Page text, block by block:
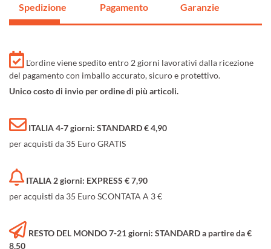
Spedizione Pagamento Garanzie
L'ordine viene spedito entro 2 giorni lavorativi dalla ricezione
del pagamento con imballo accurato, sicuro e protettivo.
Unico costo di invio per ordine di più articoli.
ITALIA 4-7 giorni: STANDARD € 4,90
per acquisti da 35 Euro GRATIS
ITALIA 2 giorni: EXPRESS € 7,90
per acquisti da 35 Euro SCONTATA A 3 €
RESTO DEL MONDO 7-21 giorni: STANDARD a partire da €
8,50